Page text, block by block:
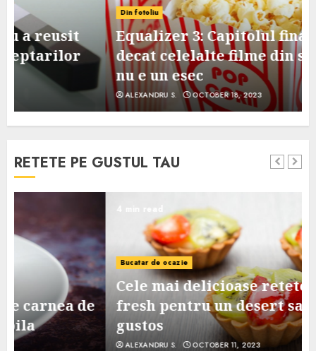
Din fotoliu
Equalizer 3: Capitolul final, mai slab
decat celelalte filme din serie, dar
nu e un esec
ALEXANDRU S. OCTOBER 18, 2023
RETETE PE GUSTUL TAU
Bucatar de ocazie
Cele mai delicioase retete de tarte
fresh pentru un desert sanatos si
gustos
OCTOBER 11, 2023